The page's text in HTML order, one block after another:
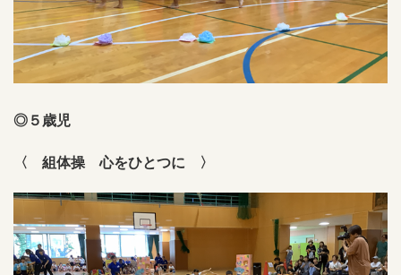
◎５歳児
〈 組体操 心をひとつに 〉